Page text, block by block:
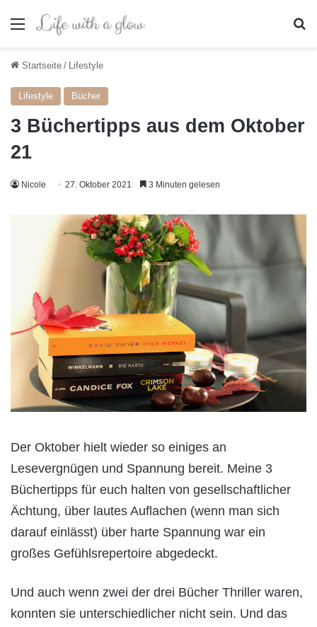
Menü
Startseite / Lifestyle
Lifestyle Bücher
3 Büchertipps aus dem Oktober
21
Nicole 27. Oktober 2021 3 Minuten gelesen
Der Oktober hielt wieder so einiges an
Lesevergnügen und Spannung bereit. Meine 3
Büchertipps für euch halten von gesellschaftlicher
Ächtung, über lautes Auflachen (wenn man sich
darauf einlässt) über harte Spannung war ein
großes Gefühlsrepertoire abgedeckt.
Und auch wenn zwei der drei Bücher Thriller waren,
konnten sie unterschiedlicher nicht sein. Und das